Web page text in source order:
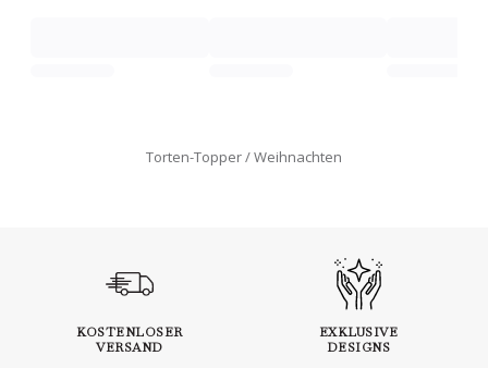
Torten-Topper Weihnachten
KOSTENLOSER
VERSAND
EXKLUSIVE
DESIGNS